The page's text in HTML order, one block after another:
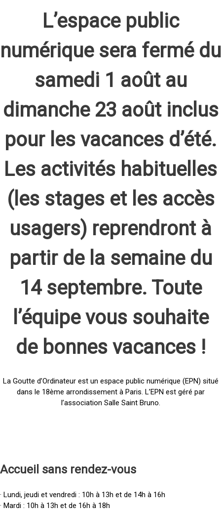
L’espace public
numérique sera fermé du
samedi 1 août au
dimanche 23 août inclus
pour les vacances d’été.
Les activités habituelles
(les stages et les accès
usagers) reprendront à
partir de la semaine du
14 septembre. Toute
l’équipe vous souhaite
de bonnes vacances !
La Goutte d’Ordinateur est un espace public numérique (EPN) situé
dans le 18ème arrondissement à Paris. L’EPN est géré par
l’association Salle Saint Bruno.
Accueil sans rendez-vous
· Lundi, jeudi et vendredi : 10h à 13h et de 14h à 16h
· Mardi : 10h à 13h et de 16h à 18h